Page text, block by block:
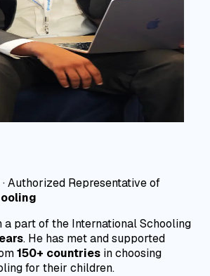
· Authorized Representative of
a part of the International Schooling
. He has met and supported
150+ countries in choosing
for their children.